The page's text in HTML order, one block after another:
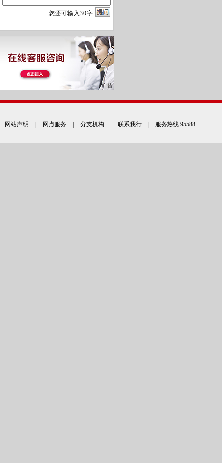
您还可输入30字
网站声明 网点服务 分支机构 联系我行 | 服务热线 95588